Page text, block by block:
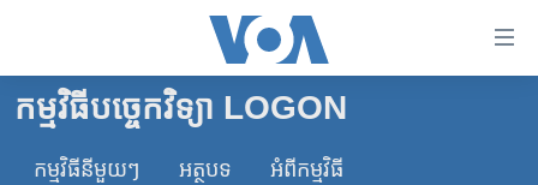
គេហទំព័រ​
ទាក់ទង
កម្ពុជា
អន្តរជាតិ
កម្មវិធីបច្ចេកវិទ្យា LOGON
កម្មវិធី​នីមួយៗ អត្ថបទ​ អំពី​កម្មវិធី​